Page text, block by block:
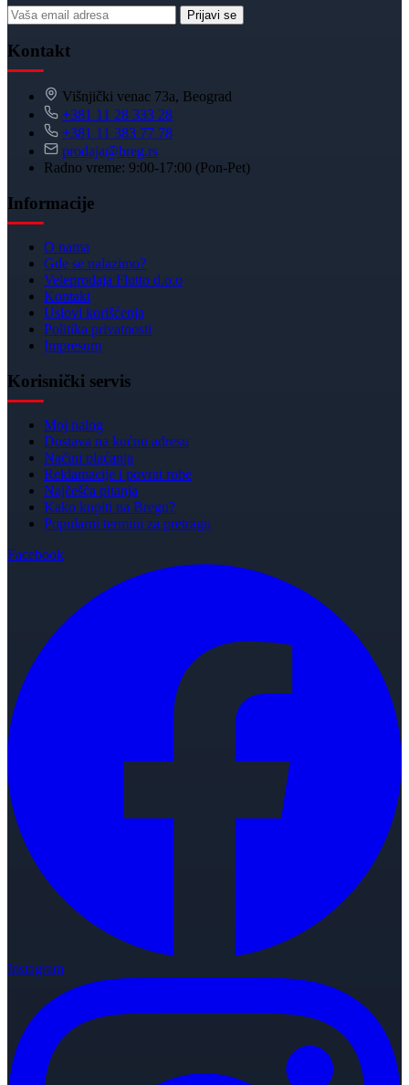
Prijavi se
Kontakt
Višnjički venac 73a, Beograd
+381 11 28 333 28
+381 11 383 77 78
prodaja@breg.rs
Radno vreme: 9:00-17:00 (Pon-Pet)
Informacije
O nama
Gde se nalazimo?
Veleprodaja Flutto d.o.o
Kontakt
Uslovi korišćenja
Politika privatnosti
Impresum
Korisnički servis
Moj nalog
Dostava na kućnu adresu
Načini plaćanja
Reklamacije i povrat robe
Najčešća pitanja
Kako kupiti na Bregu?
Popularni termini za pretragu
Facebook
Instagram